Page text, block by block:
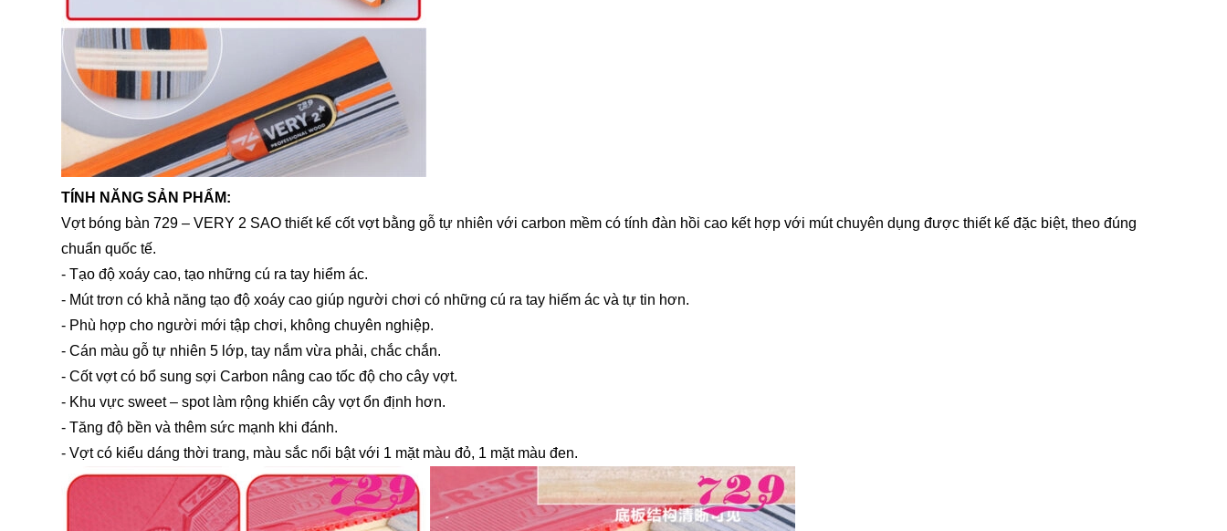
TÍNH NĂNG SẢN PHẨM:
Vợt bóng bàn 729 – VERY 2 SAO thiết kế cốt vợt bằng gỗ tự nhiên với carbon mềm có tính đàn hồi cao kết hợp với mút chuyên dụng được thiết kế đặc biệt, theo đúng
chuẩn quốc tế.
- Tạo độ xoáy cao, tạo những cú ra tay hiểm ác.
- Mút trơn có khả năng tạo độ xoáy cao giúp người chơi có những cú ra tay hiếm ác và tự tin hơn.
- Phù hợp cho người mới tập chơi, không chuyên nghiệp.
- Cán màu gỗ tự nhiên 5 lớp, tay nắm vừa phải, chắc chắn.
- Cốt vợt có bổ sung sợi Carbon nâng cao tốc độ cho cây vợt.
- Khu vực sweet – spot làm rộng khiến cây vợt ổn định hơn.
- Tăng độ bền và thêm sức mạnh khi đánh.
- Vợt có kiểu dáng thời trang, màu sắc nổi bật với 1 mặt màu đỏ, 1 mặt màu đen.